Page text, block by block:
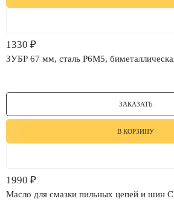
1330 ₽
ЗУБР 67 мм, сталь Р6М5,
ЗАКАЗАТЬ
В КОРЗИНУ
1990 ₽